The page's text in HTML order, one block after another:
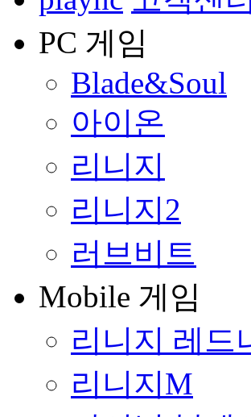
PC 게임
Blade&Soul
아이온
리니지
리니지2
러브비트
Mobile 게임
리니지 레드
리니지M